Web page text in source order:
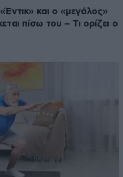
και ο «μεγάλος»
πίσω του – Τι ορίζει ο